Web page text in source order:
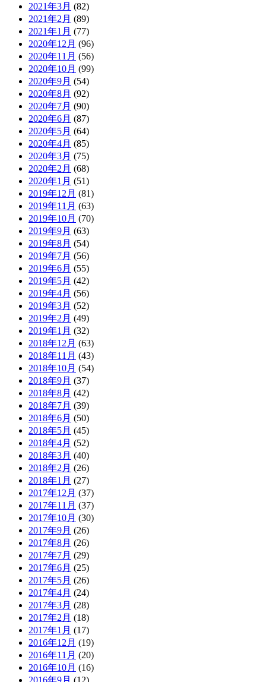
2021年3月 (82)
2021年2月 (89)
2021年1月 (77)
2020年12月 (96)
2020年11月 (56)
2020年10月 (99)
2020年9月 (54)
2020年8月 (92)
2020年7月 (90)
2020年6月 (87)
2020年5月 (64)
2020年4月 (85)
2020年3月 (75)
2020年2月 (68)
2020年1月 (51)
2019年12月 (81)
2019年11月 (63)
2019年10月 (70)
2019年9月 (63)
2019年8月 (54)
2019年7月 (56)
2019年6月 (55)
2019年5月 (42)
2019年4月 (56)
2019年3月 (52)
2019年2月 (49)
2019年1月 (32)
2018年12月 (63)
2018年11月 (43)
2018年10月 (54)
2018年9月 (37)
2018年8月 (42)
2018年7月 (39)
2018年6月 (50)
2018年5月 (45)
2018年4月 (52)
2018年3月 (40)
2018年2月 (26)
2018年1月 (27)
2017年12月 (37)
2017年11月 (37)
2017年10月 (30)
2017年9月 (26)
2017年8月 (26)
2017年7月 (29)
2017年6月 (25)
2017年5月 (26)
2017年4月 (24)
2017年3月 (28)
2017年2月 (18)
2017年1月 (17)
2016年12月 (19)
2016年11月 (20)
2016年10月 (16)